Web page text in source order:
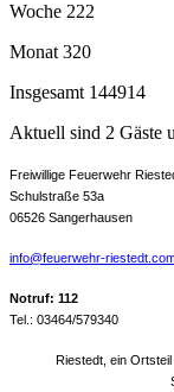
Woche 222
Monat 320
Insgesamt 144914
Aktuell sind 2 Gäste
Freiwillige Feuerwehr
Schulstraße 53a
06526 Sangerhausen
info@feuerwehr-
Notruf: 112
Tel.: 03464/579340
Riestedt, ein